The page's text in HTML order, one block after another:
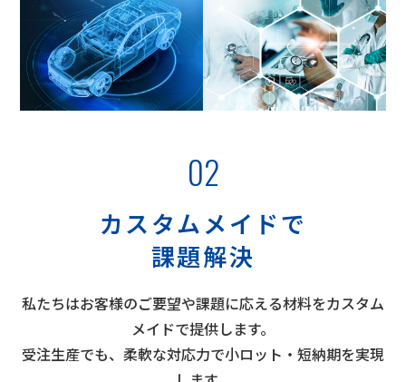
02
カスタムメイドで
課題解決
私たちはお客様のご要望や課題に応える材料をカスタム
メイドで提供します。
受注生産でも、柔軟な対応力で小ロット・短納期を実現